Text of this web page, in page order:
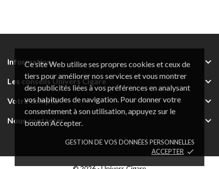
Ce site Web utilise ses propres cookies et ceux de
tiers pour améliorer nos services et vous montrer
des publicités liées à vos préférences en analysant
vos habitudes de navigation. Pour donner votre
consentement à son utilisation, appuyez sur le
bouton Accepter.
GESTION DE VOS DONNÉES PERSONNELLES
ACCEPTER done
Informations 
Les conseils Univers Cigare 
Votre compte 
Nous contacter 